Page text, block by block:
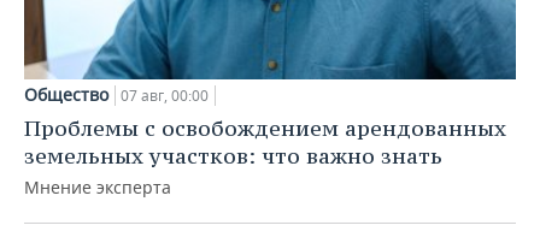
Общество 07 авг, 00:00
Проблемы с освобождением арендованных
земельных участков: что важно знать
Мнение эксперта